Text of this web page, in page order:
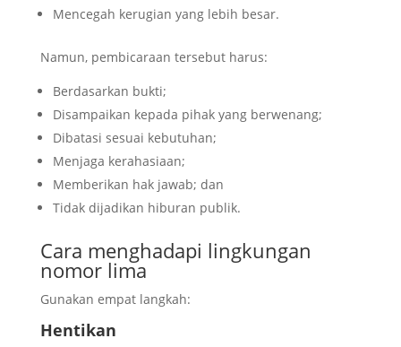
Mencegah kerugian yang lebih besar.
Namun, pembicaraan tersebut harus:
Berdasarkan bukti;
Disampaikan kepada pihak yang berwenang;
Dibatasi sesuai kebutuhan;
Menjaga kerahasiaan;
Memberikan hak jawab; dan
Tidak dijadikan hiburan publik.
Cara menghadapi lingkungan
nomor lima
Gunakan empat langkah:
Hentikan